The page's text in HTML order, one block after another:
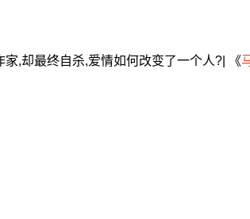
家,却最终自杀,爱情如何改变了一个人?| 《